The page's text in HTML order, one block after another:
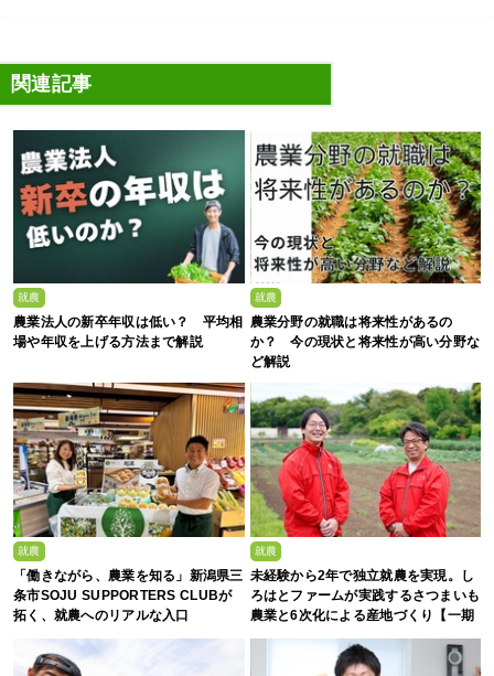
関連記事
就農
農業法人の新卒年収は低い？ 平均相
場や年収を上げる方法まで解説
就農
農業分野の就職は将来性があるの
か？ 今の現状と将来性が高い分野な
ど解説
就農
「働きながら、農業を知る」新潟県三
条市SOJU SUPPORTERS CLUBが
拓く、就農へのリアルな入口
就農
未経験から2年で独立就農を実現。し
ろはとファームが実践するさつまいも
農業と6次化による産地づくり【一期
生募集】